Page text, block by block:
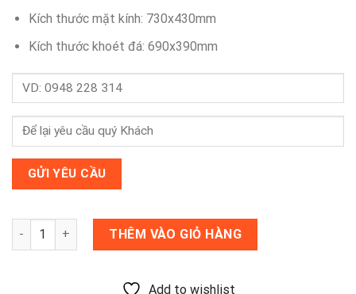
Kích thước mặt kính: 730x430mm
Kích thước khoét đá: 690x390mm
Bếp từ Canzy Cz ITC666 Serial 8.0 số lượng
THÊM VÀO GIỎ HÀNG
Add to wishlist